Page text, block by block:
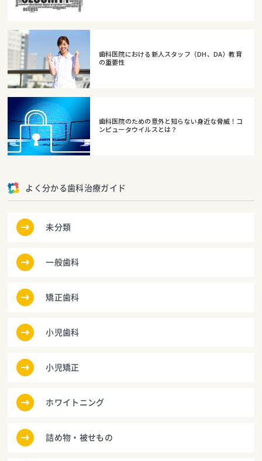
歯科医院における新人スタッフ（DH、DA）教育
の重要性
歯科医院のための意外と知らない身近な脅威！コ
ンピュータウイルスとは？
よく分かる歯科治療ガイド
未分類
一般歯科
矯正歯科
小児歯科
小児矯正
ホワイトニング
詰め物・被せもの